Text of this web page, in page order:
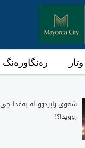
وتار رەنگاورەنگ
شه‌وی رابردوو له‌ به‌غدا چی‌
روویدا؟!